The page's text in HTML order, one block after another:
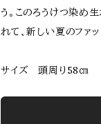
う。このろうけつ染め
れて、新しい夏のファ
サイズ 頭周り58㎝